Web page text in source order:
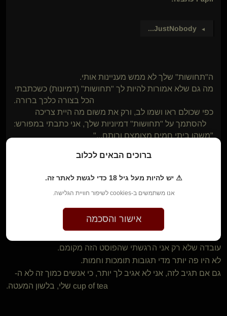
►
JustNobody
...
ה"תחושות" שלך לא ממש מעניינות אותי.
מה גם שלא אמורות להיות לך "תחושות" (דמיונות) כשכתבתי
הכל בצורה כלכך ברורה.
כפי שכולם ראו ושמו לב, ורק את משום מה היית צריכה
להסתמך על "תחושות" דמיוניות שלך, אני כתבתי במפורש:
"משהו ביתי חמים מצומצם ורותח..."
ביקשת שאני לא אגיב לך
גם אתה אל תגיב לי.
עובדה שלא רק אני הרגשתי שהפוסט הזה מקומם.
לא היו פה יותר מדי תגובות תומכות וחמות.
גם אם תגיב לזה, אני לא אגיב לך יותר, כי אנשים כמוך זה לא ה-
cup of tea שלי, בלשון המעטה.
ברוכים הבאים לכלוב
⚠ יש להיות מעל גיל 18 כדי לגשת לאתר זה.
אנו משתמשים ב-cookies לשיפור חוויית הגלישה.
אישור והסכמה